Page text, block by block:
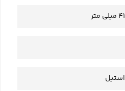
41 میلی متر
استیل